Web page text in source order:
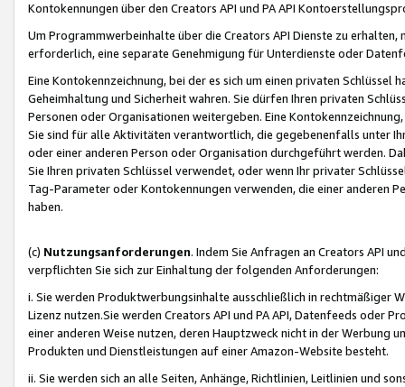
Kontokennungen über den Creators API und PA API
Um Programmwerbeinhalte über die Creators API Dienste zu
erforderlich, eine separate Genehmigung für Unterdienste oder
Eine Kontokennzeichnung, bei der es sich um einen privaten
Geheimhaltung und Sicherheit wahren. Sie dürfen Ihren privaten
Personen oder Organisationen weitergeben. Eine
Sie sind für alle Aktivitäten verantwortlich, die gegebenenfalls unter
oder einer anderen Person oder Organisation durchgeführt werden.
Sie Ihren privaten Schlüssel verwendet, oder wenn Ihr privater
Tag-Parameter oder Kontokennungen verwenden, die einer anderen
haben.
(c) Nutzungsanforderungen. Indem Sie Anfragen an Creators API
verpflichten Sie sich zur Einhaltung der folgenden Anforderungen:
i. Sie werden Produktwerbungsinhalte ausschließlich in rechtmäßiger
Lizenz nutzen.Sie werden Creators API und PA API, Datenfeeds oder
einer anderen Weise nutzen, deren Hauptzweck nicht in der Werbung
Produkten und Dienstleistungen auf einer Amazon-Website besteht.
ii. Sie werden sich an alle Seiten, Anhänge, Richtlinien, Leitlinien und